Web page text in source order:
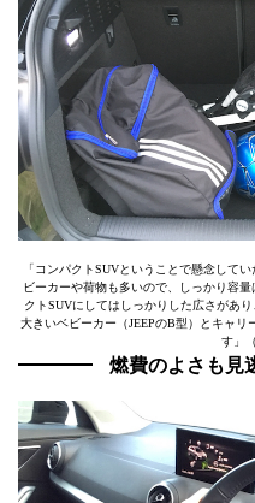
「コンパクトSUVということで懸念して
ビーカーや荷物も多いので、しっかり容
クトSUVにしてはしっかりした広さがあ
大きいベビーカー（JEEPのB型）とキャ
す」
燃費のよさも見